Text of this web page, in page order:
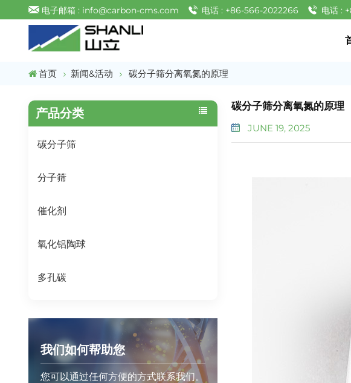
电子邮箱 : info@carbon-cms.com 电话 : +86-566-2022266 电话 :
首页 新闻&活动 碳分子筛分离氧氮的原理
产品分类
碳分子筛
分子筛
催化剂
氧化铝陶球
多孔碳
我们如何帮助您
您可以通过任何方便的方式联系我们。
碳分子筛分离氧氮的原理
JUNE 19, 2025